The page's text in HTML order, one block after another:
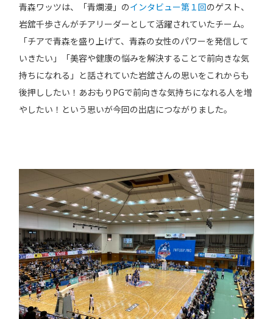
青森ワッツは、「青爛漫」のインタビュー第１回のゲスト、
岩舘千歩さんがチアリーダーとして活躍されていたチーム。
「チアで青森を盛り上げて、青森の女性のパワーを発信して
いきたい」「美容や健康の悩みを解決することで前向きな気
持ちになれる」と話されていた岩舘さんの思いをこれからも
後押ししたい！あおもりPGで前向きな気持ちになれる人を増
やしたい！という思いが今回の出店につながりました。